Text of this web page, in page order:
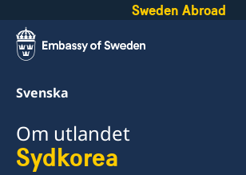
Sweden Abroad
Svenska
Om utlandet
Sydkorea